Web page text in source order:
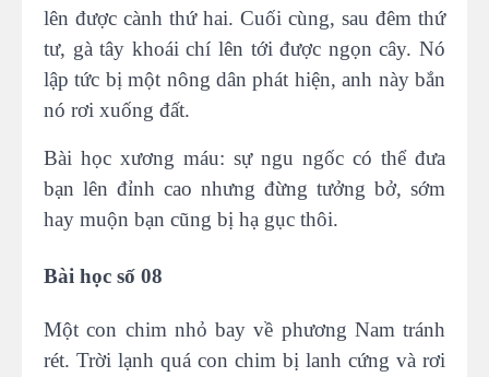
lên được cành thứ hai. Cuối cùng, sau đêm thứ
tư, gà tây khoái chí lên tới được ngọn cây. Nó
lập tức bị một nông dân phát hiện, anh này bắn
nó rơi xuống đất.
Bài học xương máu: sự ngu ngốc có thể đưa
bạn lên đỉnh cao nhưng đừng tưởng bở, sớm
hay muộn bạn cũng bị hạ gục thôi.
Bài học số 08
Một con chim nhỏ bay về phương Nam tránh
rét. Trời lạnh quá con chim bị lanh cứng và rơi